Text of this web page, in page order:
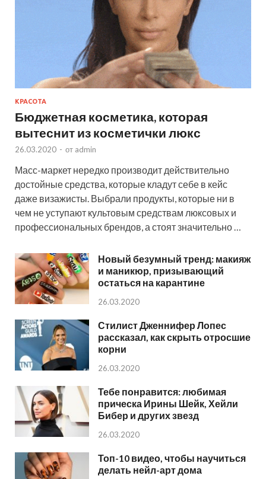
КРАСОТА
Бюджетная косметика, которая
вытеснит из косметички люкс
26.03.2020 - от admin
Масс-маркет нередко производит действительно
достойные средства, которые кладут себе в кейс
даже визажисты. Выбрали продукты, которые ни в
чем не уступают культовым средствам люксовых и
профессиональных брендов, а стоят значительно …
Новый безумный тренд: макияж
и маникюр, призывающий
остаться на карантине
26.03.2020
Стилист Дженнифер Лопес
рассказал, как скрыть отросшие
корни
26.03.2020
Тебе понравится: любимая
прическа Ирины Шейк, Хейли
Бибер и других звезд
26.03.2020
Топ-10 видео, чтобы научиться
делать нейл-арт дома